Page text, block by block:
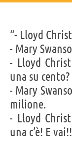
“- Lloyd
- Mary
- Lloyd
una su cento?
- Mary
milione.
- Lloyd
una c’è! E